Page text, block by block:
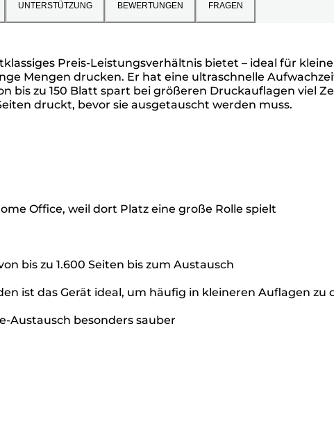
UNTERSTÜTZUNG BEWERTUNGEN FRAGEN
Preis-Leistungsverhältnis bietet – ideal für
Mengen drucken. Er hat eine ultraschnelle
bis zu 150 Blatt spart bei größeren Druckauflagen viel
druckt, bevor sie ausgetauscht werden muss.
Office, weil dort Platz eine große Rolle spielt
bis zu 1.600 Seiten bis zum Austausch
ist das Gerät ideal, um häufig in kleineren Auflagen zu
Austausch besonders sauber